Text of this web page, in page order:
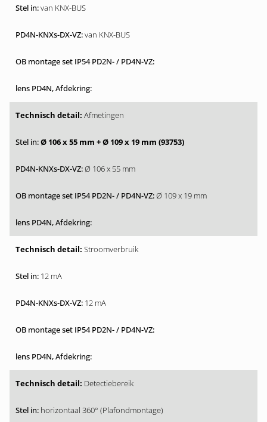
van KNX-BUS
van KNX-BUS
Afmetingen
Ø 106 x 55 mm + Ø 109 x 19 mm (93753)
Ø 106 x 55 mm
Ø 109 x 19 mm
Stroomverbruik
12 mA
12 mA
Detectiebereik
horizontaal 360° (Plafondmontage)